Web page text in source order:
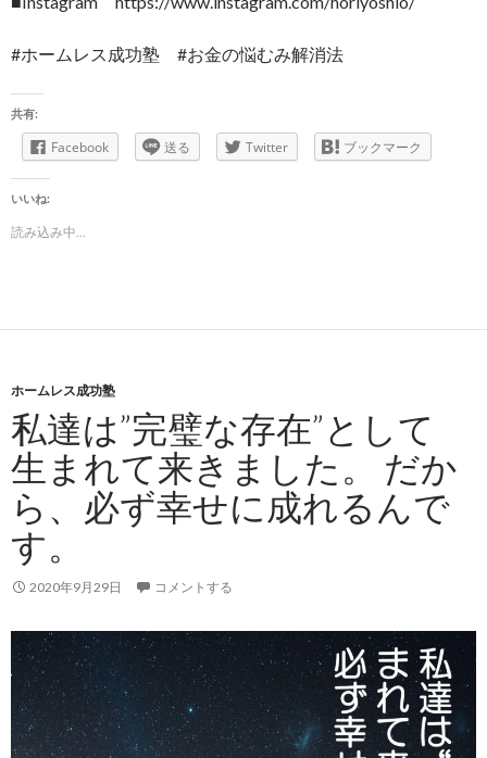
#ホームレス成功塾 #お金の悩むみ解消法
共有:
Facebook 送る Twitter ブックマーク
いいね:
読み込み中...
ホームレス成功塾
私達は”完璧な存在”として
生まれて来きました。 だか
ら、必ず幸せに成れるんで
す。
2020年9月29日 コメントする